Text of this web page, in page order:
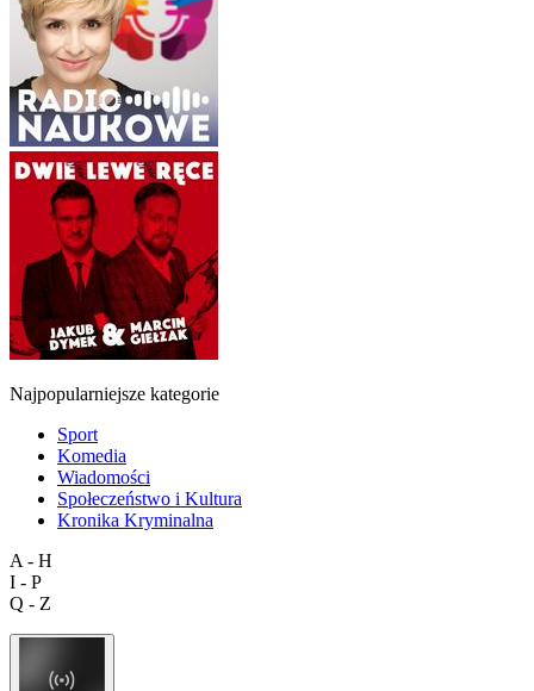
Najpopularniejsze kategorie
Sport
Komedia
Wiadomości
Społeczeństwo i Kultura
Kronika Kryminalna
A - H
I - P
Q - Z